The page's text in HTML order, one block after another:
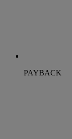
PAYBACK